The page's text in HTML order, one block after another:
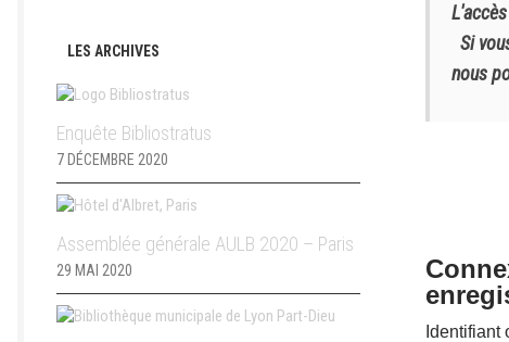
Si
nous
Identifiant
LES ARCHIVES
Enquête Bibliostratus
7 DÉCEMBRE 2020
Assemblée générale AULB 2020 – Paris
29 MAI 2020